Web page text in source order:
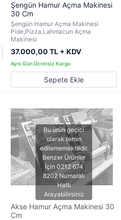
Şengün Hamur Açma Makinesi
30 Cm
Şengün Hamur Açma Makinesi
Pide,Pizza,Lahmacun Açma
Makinesi
37.000,00 TL + KDV
Sepete Ekle
Akse Hamur Açma Makinesi 30
Cm